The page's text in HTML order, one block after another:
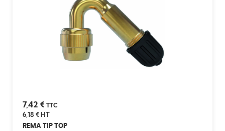
7,42 € TTC
6,18 €HT
REMA TIP TOP